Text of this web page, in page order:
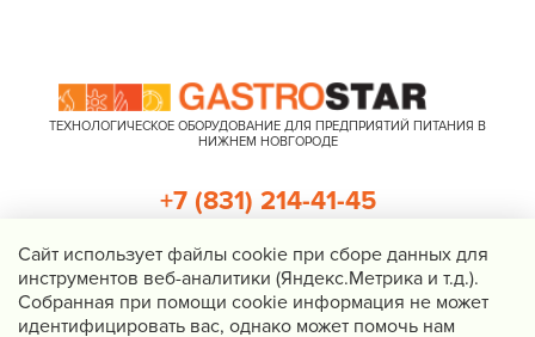
ТЕХНОЛОГИЧЕСКОЕ ОБОРУДОВАНИЕ ДЛЯ ПРЕДПРИЯТИЙ ПИТАНИЯ В
НИЖНЕМ НОВГОРОДЕ
+7 (831) 214-41-45
Перезвоните мне
Cайт использует файлы cookie при сборе данных для
инструментов веб-аналитики (Яндекс.Метрика и т.д.).
Собранная при помощи cookie информация не может
идентифицировать вас, однако может помочь нам